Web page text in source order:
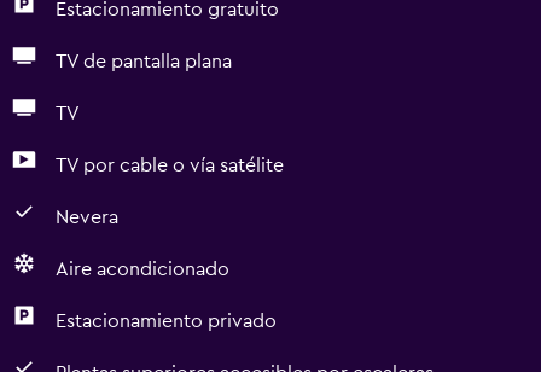
Estacionamiento gratuito
TV de pantalla plana
TV
TV por cable o vía satélite
Nevera
Aire acondicionado
Estacionamiento privado